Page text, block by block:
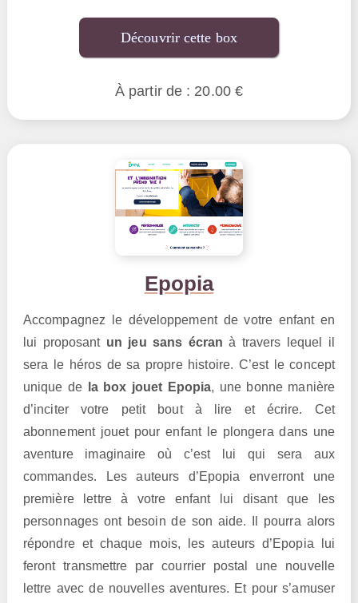
Découvrir cette box
À partir de : 20.00 €
Epopia
Accompagnez le développement de votre enfant en
lui proposant un jeu sans écran à travers lequel il
sera le héros de sa propre histoire. C’est le concept
unique de
la box jouet Epopia, une bonne manière
d’inciter votre petit bout à lire et écrire. Cet
abonnement jouet pour enfant le plongera dans une
aventure imaginaire où c’est lui qui sera aux
commandes. Les auteurs d’Epopia enverront une
première lettre à votre enfant lui disant que les
personnages ont besoin de son aide. Il pourra alors
répondre et chaque mois, les auteurs d’Epopia lui
feront transmettre par courrier postal une nouvelle
lettre avec de nouvelles aventures. Et pour s’amuser